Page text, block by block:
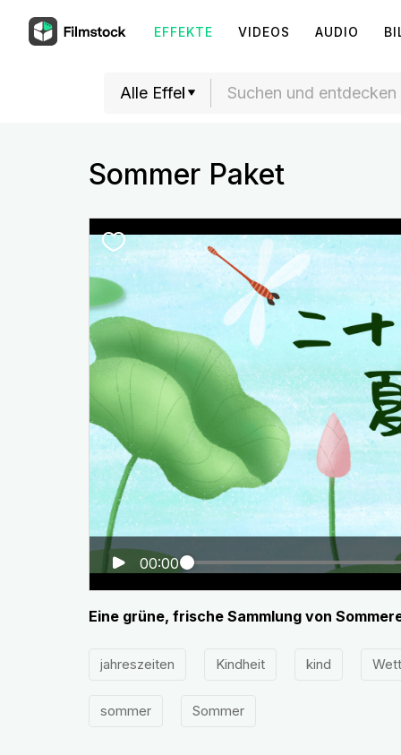
EFFEKTE VIDEOS AUDIO
Sommer Paket
00:00
Eine grüne, frische Sammlung von
jahreszeiten Kindheit kind
sommer Sommer